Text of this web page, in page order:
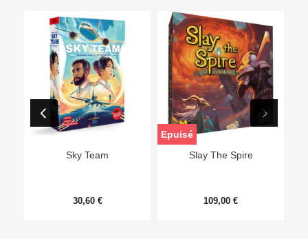
Sky Team
30,60 €
Slay The Spire
109,00 €
Epuisé